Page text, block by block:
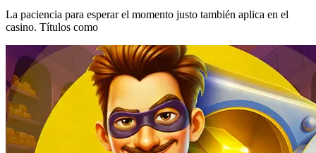
La paciencia para esperar el momento justo también aplica en el
casino. Títulos como